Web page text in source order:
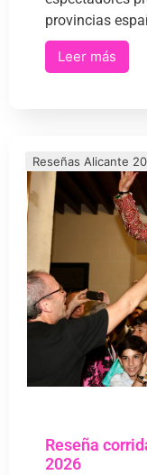
provincias
Leer más
Reseñas Alicante
Reseña
2026